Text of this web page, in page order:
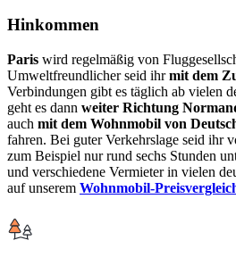
Hinkommen
Paris wird regelmäßig von
Umweltfreundlicher seid ihrmit dem
Verbindungen gibt es täglich ab vielen
geht es dann weiter Richtung
auch mit dem Wohnmobil von
fahren. Bei guter Verkehrslage seid ihr
zum Beispiel nur rund sechs Stunden
und verschiedene Vermieter in vielen
auf unserem Wohnmobil-